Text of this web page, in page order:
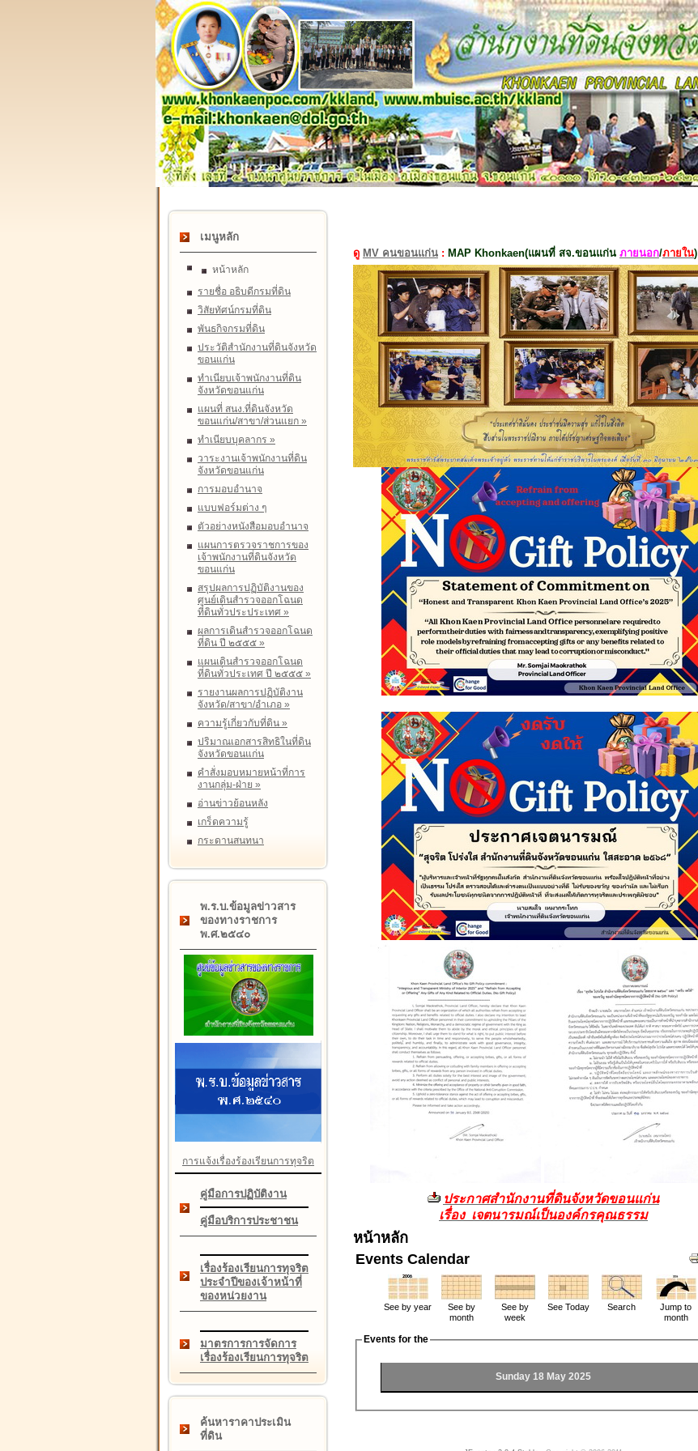
เมนูหลัก
หน้าหลัก
รายชื่อ อธิบดีกรมที่ดิน
วิสัยทัศน์กรมที่ดิน
พันธกิจกรมที่ดิน
ประวัติสำนักงานที่ดินจังหวัด
ขอนแก่น
ทำเนียบเจ้าพนักงานที่ดิน
จังหวัดขอนแก่น
แผนที่ สนง.ที่ดินจังหวัด
ขอนแก่น/สาขา/ส่วนแยก »
ทำเนียบบุคลากร »
วาระงานเจ้าพนักงานที่ดิน
จังหวัดขอนแก่น
การมอบอำนาจ
แบบฟอร์มต่าง ๆ
ตัวอย่างหนังสือมอบอำนาจ
แผนการตรวจราชการของ
เจ้าพนักงานที่ดินจังหวัด
ขอนแก่น
สรุปผลการปฏิบัติงานของ
ศูนย์เดินสำรวจออกโฉนด
ที่ดินทั่วประประเทศ »
ผลการเดินสำรวจออกโฉนด
ที่ดิน ปี ๒๕๕๕ »
แผนเดินสำรวจออกโฉนด
ที่ดินทั่วประเทศ ปี ๒๕๕๕ »
รายงานผลการปฏิบัติงาน
จังหวัด/สาขา/อำเภอ »
ความรู้เกี่ยวกับที่ดิน »
ปริมาณเอกสารสิทธิในที่ดิน
จังหวัดขอนแก่น
คำสั่งมอบหมายหน้าที่การ
งานกลุ่ม-ฝ่าย »
อ่านข่าวย้อนหลัง
เกร็ดความรู้
กระดานสนทนา
พ.ร.บ.ข้อมูลข่าวสาร
ของทางราชการ
พ.ศ.๒๕๔๐
การแจ้งเรื่องร้องเรียนการทุจริต
คู่มือการปฏิบัติงาน
คู่มือบริการประชาชน
เรื่องร้องเรียนการทุจริต
ประจำปีของเจ้าหน้าที่
ของหน่วยงาน
มาตรการการจัดการ
เรื่องร้องเรียนการทุจริต
ค้นหาราคาประเมิน
ที่ดิน
ดู MV คนขอนแก่น : MAP Khonkaen(แผนที่ สจ.ขอนแก่น ภายนอก/ภายใน)
ประกาศสำนักงานที่ดินจังหวัดขอนแก่น
เรื่อง เจตนารมณ์เป็นองค์กรคุณธรรม
หน้าหลัก
Events Calendar
See by year
See by
month
See by
week
See Today Search
Jump to
month
Events for the
Sunday 18 May 2025